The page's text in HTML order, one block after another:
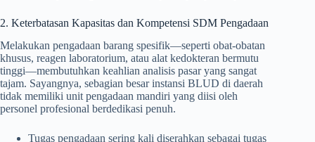
2. Keterbatasan Kapasitas dan Kompetensi SDM Pengadaan
Melakukan pengadaan barang spesifik—seperti obat-obatan
khusus, reagen laboratorium, atau alat kedokteran bermutu
tinggi—membutuhkan keahlian analisis pasar yang sangat
tajam. Sayangnya, sebagian besar instansi BLUD di daerah
tidak memiliki unit pengadaan mandiri yang diisi oleh
personel profesional berdedikasi penuh.
Tugas pengadaan sering kali diserahkan sebagai tugas